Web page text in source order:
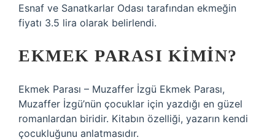
Esnaf ve Sanatkarlar Odası tarafından ekmeğin
fiyatı 3.5 lira olarak belirlendi.
EKMEK PARASI KIMIN?
Ekmek Parası – Muzaffer İzgü Ekmek Parası,
Muzaffer İzgü’nün çocuklar için yazdığı en güzel
romanlardan biridir. Kitabın özelliği, yazarın kendi
çocukluğunu anlatmasıdır.